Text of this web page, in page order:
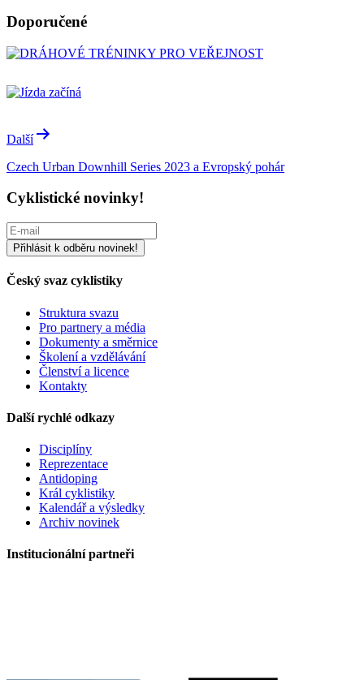
Doporučené
Navigace
příspěvek
Další
Czech Urban Downhill Series 2023 a Evropský pohár
Cyklistické novinky!
Český svaz cyklistiky
Struktura svazu
Pro partnery a média
Dokumenty a směrnice
Školení a vzdělávání
Členství a licence
Kontakty
Další rychlé odkazy
Disciplíny
Reprezentace
Antidoping
Král cyklistiky
Kalendář a výsledky
Archiv novinek
Institucionální partneři